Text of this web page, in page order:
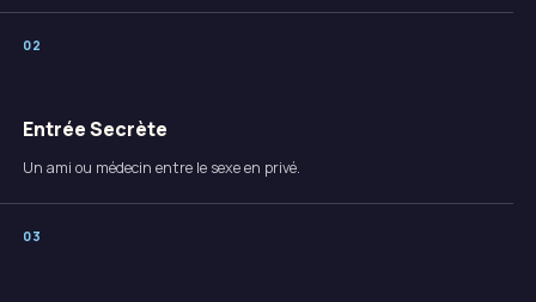
02
Entrée Secrète
Un ami ou médecin entre le sexe en privé.
03